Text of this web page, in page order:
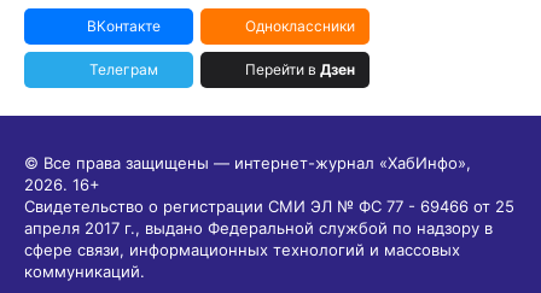
ВКонтакте Одноклассники
Телеграм Перейти в Дзен
© Все права защищены — интернет-журнал «ХабИнфо»,
2026. 16+
Свидетельство о регистрации СМИ ЭЛ № ФС 77 - 69466 от 25
апреля 2017 г., выдано Федеральной службой по надзору в
сфере связи, информационных технологий и массовых
коммуникаций.